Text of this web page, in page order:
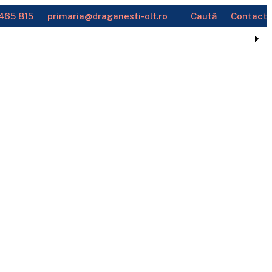
815 primaria@draganesti-olt.ro Caută Contact